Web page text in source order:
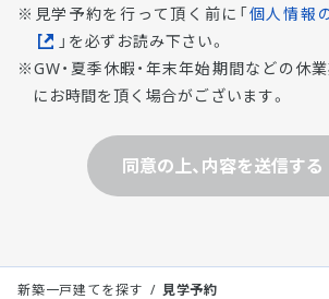
見学予約を行って頂く前に「個人情報
」を必ずお読み下さい。
GW・夏季休暇・年末年始期間などの休
にお時間を頂く場合がございます。
同意の上、内容を送信する
新築一戸建てを探す 見学予約